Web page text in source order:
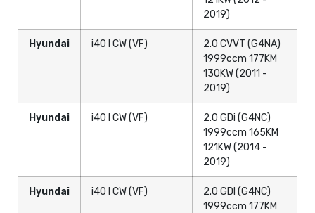
2019)
Hyundai i40 I CW (VF)
2.0 CVVT (G4NA)
1999ccm 177KM
130KW (2011 -
2019)
Hyundai i40 I CW (VF)
2.0 GDi (G4NC)
1999ccm 165KM
121KW (2014 -
2019)
Hyundai i40 I CW (VF)
2.0 GDI (G4NC)
1999ccm 177KM